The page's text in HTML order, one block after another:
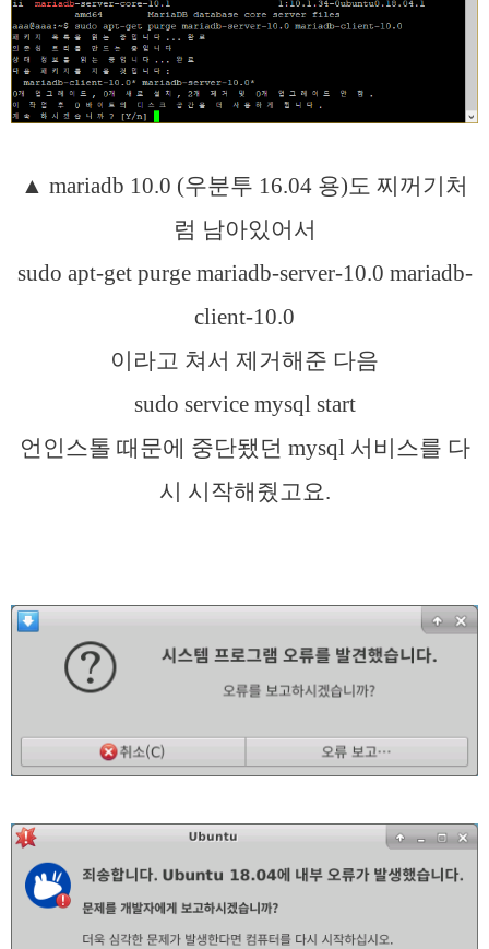
▲ mariadb 10.0 (우분투 16.04 용)도 찌꺼기처
럼 남아있어서
sudo apt-get purge mariadb-server-10.0 mariadb-
client-10.0
이라고 쳐서 제거해준 다음
sudo service mysql start
언인스톨 때문에 중단됐던 mysql 서비스를 다
시 시작해줬고요.